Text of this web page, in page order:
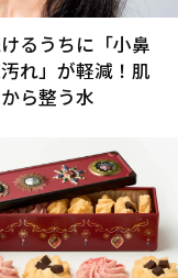
るうちに「小鼻
れ」が軽減！肌
ら整う水